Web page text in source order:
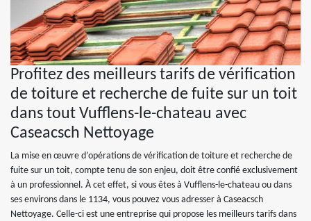
Profitez des meilleurs tarifs de vérification
de toiture et recherche de fuite sur un toit
dans tout Vufflens-le-chateau avec
Caseacsch Nettoyage
La mise en œuvre d’opérations de vérification de toiture et recherche de
fuite sur un toit, compte tenu de son enjeu, doit être confié exclusivement
à un professionnel. À cet effet, si vous êtes à Vufflens-le-chateau ou dans
ses environs dans le 1134, vous pouvez vous adresser à Caseacsch
Nettoyage. Celle-ci est une entreprise qui propose les meilleurs tarifs dans